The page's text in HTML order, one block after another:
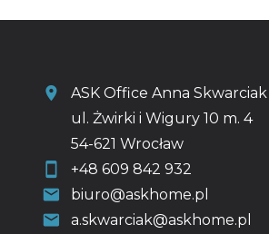
ASK Office Anna Skwarciak
ul. Żwirki i Wigury 10 m. 4
54-621 Wrocław
+48 609 842 932
biuro@askhome.pl
a.skwarciak@askhome.pl